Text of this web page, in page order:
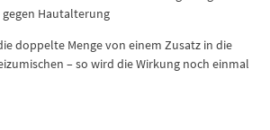
gegen Hautalterung
doppelte Menge von einem Zusatz in die
– so wird die Wirkung noch einmal